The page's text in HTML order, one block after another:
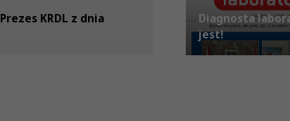
KRDL z dnia
Diagnosta
jest!